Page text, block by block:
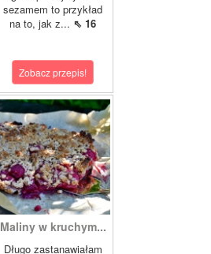
sezamem to przykład
na to, jak z... ⇖ 16
Zobacz przepis!
Maliny w kruchym...
Długo zastanawiałam